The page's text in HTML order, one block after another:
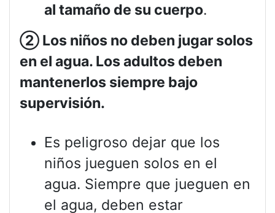
al tamaño de su cuerpo.
② Los niños no deben jugar solos
en el agua. Los adultos deben
mantenerlos siempre bajo
supervisión.
Es peligroso dejar que los
niños jueguen solos en el
agua. Siempre que jueguen en
el agua, deben estar